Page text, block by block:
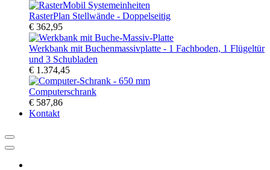
RasterPlan Stellwände - Doppelseitig
€ 362,95
Werkbank mit Buchenmassivplatte - 1 Fachboden, 1 Flügeltür
und 3 Schubladen
€ 1.374,45
Computerschrank
€ 587,86
Kontakt